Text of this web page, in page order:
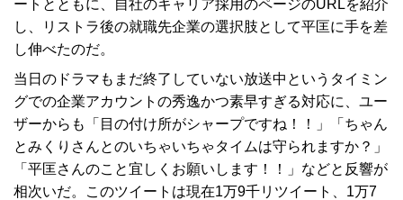
ートとともに、自社のキャリア採用のページのURLを紹介
し、リストラ後の就職先企業の選択肢として平匡に手を差
し伸べたのだ。
当日のドラマもまだ終了していない放送中というタイミン
グでの企業アカウントの秀逸かつ素早すぎる対応に、ユー
ザーからも「目の付け所がシャープですね！！」「ちゃん
とみくりさんとのいちゃいちゃタイムは守られますか？」
「平匡さんのこと宜しくお願いします！！」などと反響が
相次いだ。このツイートは現在1万9千リツイート、1万7